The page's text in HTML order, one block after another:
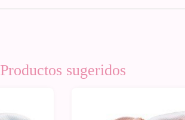
Productos sugeridos